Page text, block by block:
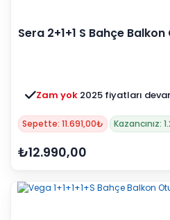
Sera 2+1+1 S Bahçe
Zam yok 2025 fiyatları
Sepette: 11.691,00₺ Kazancınız:
₺12.990,00